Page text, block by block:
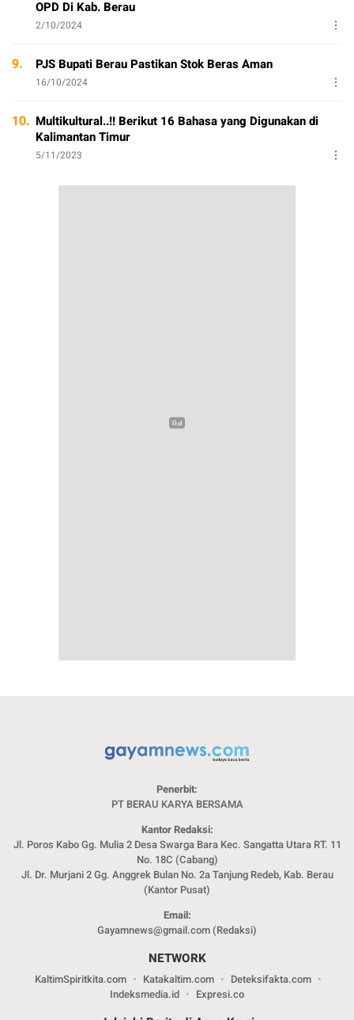
OPD Di Kab. Berau
2/10/2024
9. PJS Bupati Berau Pastikan Stok Beras Aman
16/10/2024
10. Multikultural..!! Berikut 16 Bahasa yang Digunakan di
Kalimantan Timur
5/11/2023
Penerbit:
PT BERAU KARYA BERSAMA
Kantor Redaksi:
Jl. Poros Kabo Gg. Mulia 2 Desa Swarga Bara Kec. Sangatta Utara RT. 11
No. 18C (Cabang)
Jl. Dr. Murjani 2 Gg. Anggrek Bulan No. 2a Tanjung Redeb, Kab. Berau
(Kantor Pusat)
Email:
Gayamnews@gmail.com (Redaksi)
NETWORK
KaltimSpiritkita.com Katakaltim.com
Deteksifakta.com
Indeksmedia.id
Expresi.co